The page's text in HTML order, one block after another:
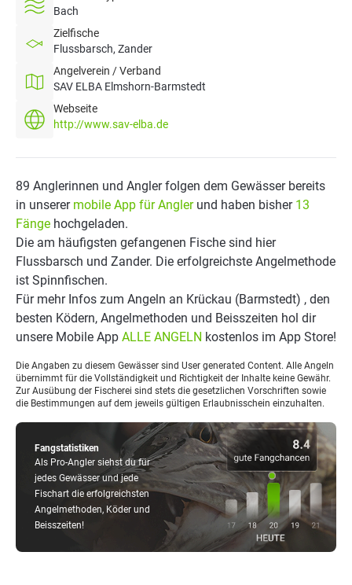
Bach
Zielfische
Flussbarsch, Zander
Angelverein / Verband
SAV ELBA Elmshorn-Barmstedt
Webseite
http://www.sav-elba.de
Fangstatistiken
Als Pro-Angler siehst du für
jedes Gewässer und jede
Fischart die erfolgreichsten
Angelmethoden, Köder und
Beisszeiten!
89 Anglerinnen und Angler folgen dem Gewässer bereits
in unserer mobile App für Anglerund haben bisher 13
Fänge hochgeladen.
Die am häufigsten gefangenen Fische sind hier
Flussbarsch und Zander. Die erfolgreichste Angelmethode
ist Spinnfischen.
Für mehr Infos zum Angeln an Krückau (Barmstedt) , den
besten Ködern, Angelmethoden und Beisszeiten hol dir
unsere Mobile App ALLE ANGELN kostenlos im App Store!
Die Angaben zu diesem Gewässer sind User generated Content. Alle Angeln
übernimmt für die Vollständigkeit und Richtigkeit der Inhalte keine Gewähr.
Zur Ausübung der Fischerei sind stets die gesetzlichen Vorschriften sowie
die Bestimmungen auf dem jeweils gültigen Erlaubnisschein einzuhalten.